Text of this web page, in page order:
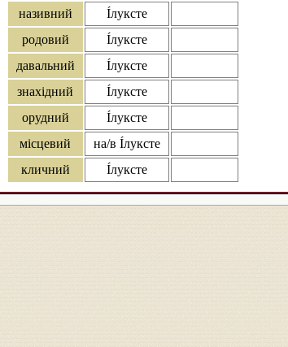
називний
І́луксте
родовий
І́луксте
давальний
І́луксте
знахідний
І́луксте
орудний
І́луксте
місцевий
на/в І́луксте
кличний
І́луксте